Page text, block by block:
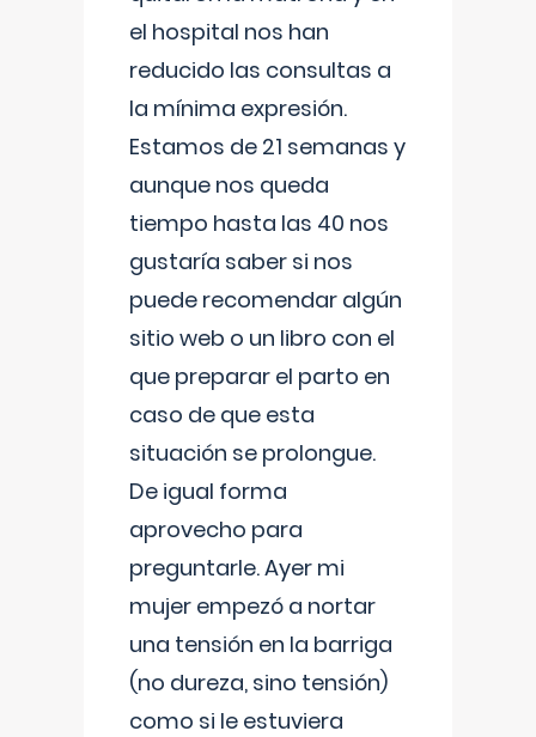
el hospital nos han
reducido las consultas a
la mínima expresión.
Estamos de 21 semanas y
aunque nos queda
tiempo hasta las 40 nos
gustaría saber si nos
puede recomendar algún
sitio web o un libro con el
que preparar el parto en
caso de que esta
situación se prolongue.
De igual forma
aprovecho para
preguntarle. Ayer mi
mujer empezó a nortar
una tensión en la barriga
(no dureza, sino tensión)
como si le estuviera